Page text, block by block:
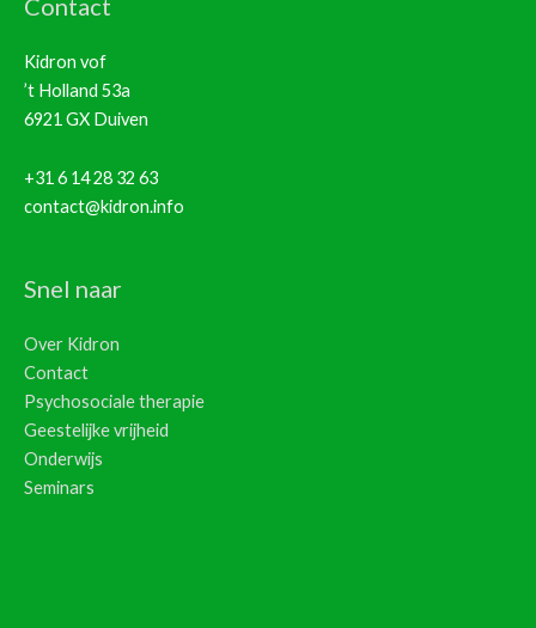
Kidron vof
’t Holland 53a
6921 GX Duiven
+31 6 14 28 32 63
contact@kidron.info
Snel naar
Over Kidron
Contact
Psychosociale therapie
Geestelijke vrijheid
Onderwijs
Seminars